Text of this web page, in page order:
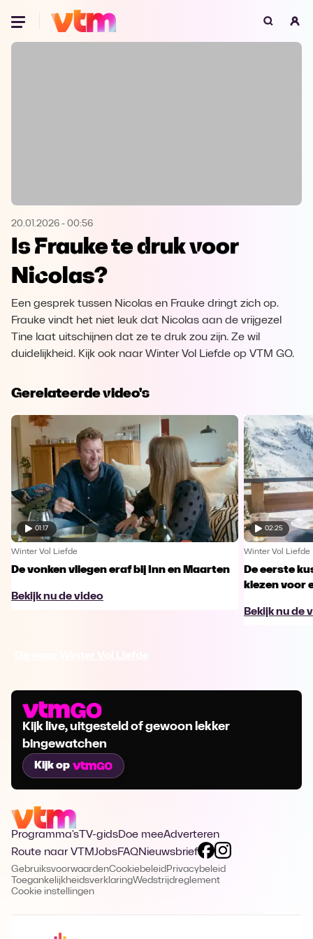
Oeps, browser niet ondersteund
Microsoft Edge Download
Opera
20.01.2026 - 00:56
Is Frauke te druk voor
Nicolas?
Een gesprek tussen Nicolas en Frauke dringt zich op.
Frauke vindt het niet leuk dat Nicolas aan de vrijgezel
Tine laat uitschijnen dat ze te druk zou zijn. Ze wil
duidelijkheid. Kijk ook naar Winter Vol Liefde op VTM GO.
Gerelateerde video's
01:17
Winter Vol Liefde
De vonken vliegen eraf bij Inn en Maarten
Bekijk nu de video
02:25
Winter Vol Liefde
De eerste
kiezen voor
Bekijk nu de
Kijk live, uitgesteld of gewoon lekker
bingewatchen
Kijk op
Programma's TV-gidsDoe meeAdverteren
Route naar VTMJobsFAQNieuwsbrief
GebruiksvoorwaardenCookiebeleid Privacybeleid
ToegankelijkheidsverklaringWedstrijdreglement
Cookie instellingen